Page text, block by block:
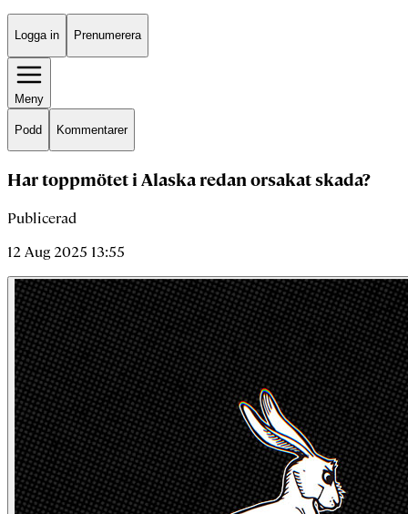
Logga in Prenumerera
Meny
Podd Kommentarer
Har toppmötet i Alaska redan orsakat skada?
Publicerad
12 Aug 2025 13:55